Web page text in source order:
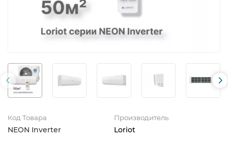
Код Товара
NEON Inverter
Производитель
Loriot